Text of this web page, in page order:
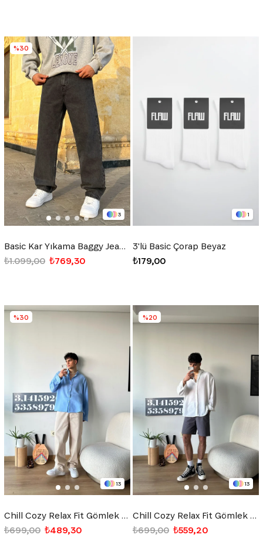
3
Basic Kar Yıkama Baggy Jean Siyah
₺769,30
₺1.099,00
%30
1
3'lü Basic Çorap Beyaz
₺179,00
13
Chill Cozy Relax Fit Gömlek Açık Mavi
₺489,30
₺699,00
%30
13
Chill Cozy Relax Fit Gömlek Beyaz
₺559,20
₺699,00
%20